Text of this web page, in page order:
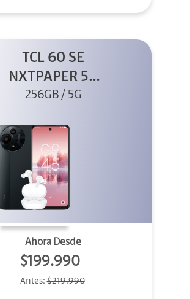
TCL 60 SE
NXTPAPER 5G
256GB Gris +
256GB / 5G
Ahora Desde
$199.990
Antes:$219.990